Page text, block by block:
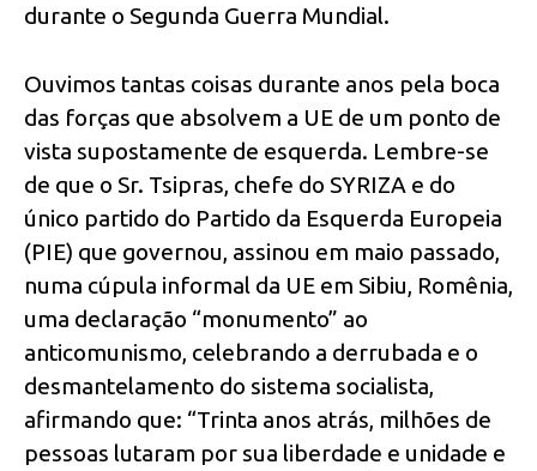
durante o Segunda Guerra Mundial.
Ouvimos tantas coisas durante anos pela boca
das forças que absolvem a UE de um ponto de
vista supostamente de esquerda. Lembre-se
de que o Sr. Tsipras, chefe do SYRIZA e do
único partido do Partido da Esquerda Europeia
(PIE) que governou, assinou em maio passado,
numa cúpula informal da UE em Sibiu, Romênia,
uma declaração “monumento” ao
anticomunismo, celebrando a derrubada e o
desmantelamento do sistema socialista,
afirmando que: “Trinta anos atrás, milhões de
pessoas lutaram por sua liberdade e unidade e